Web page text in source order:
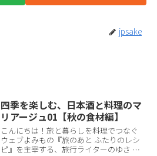
jpsake
四季を楽しむ、日本酒と料理のマ
リアージュ01【秋の食材編】
こんにちは！旅と暮らしを料理でつなぐ
ウェブよみもの『旅のあと ふたりのレシ
ピ』を主宰する、旅行ライターのゆさ み